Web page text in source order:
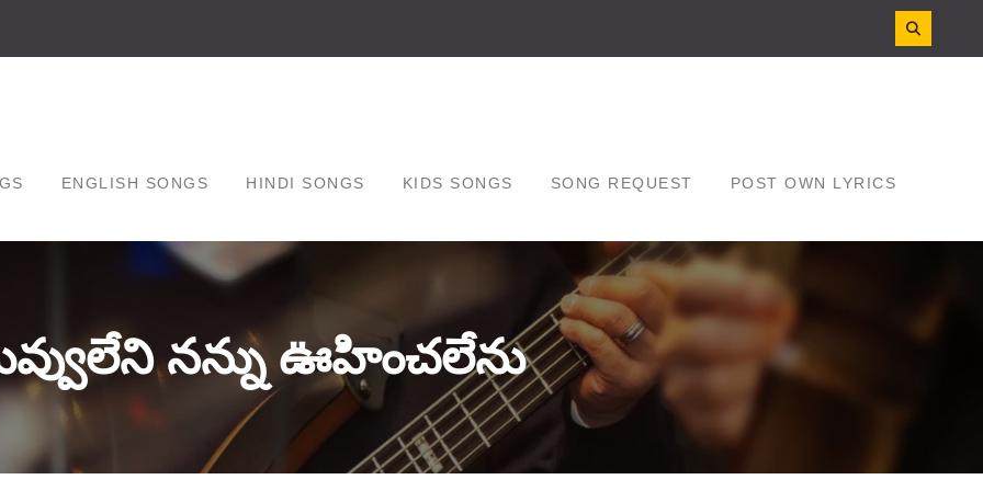
ENGLISH SONGS HINDI SONGS KIDS SONGS SONG REQUEST POST OWN LYRICS
నన్ను ఊహించలేను